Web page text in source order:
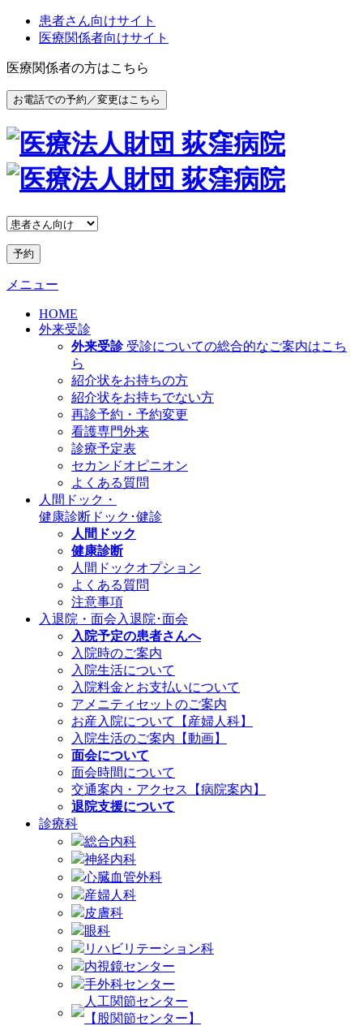
患者さん向けサイト
医療関係者向けサイト
医療関係者の方はこちら
お電話での予約／変更はこちら
予約
メニュー
HOME
外来受診
外来受診 受診についての総合的なご案内はこち
ら
紹介状をお持ちの方
紹介状をお持ちでない方
再診予約・予約変更
看護専門外来
診療予定表
セカンドオピニオン
よくある質問
人間ドック・
健康診断 ドック･健診
人間ドック
健康診断
人間ドックオプション
よくある質問
注意事項
入退院・面会 入退院･面会
入院予定の患者さんへ
入院時のご案内
入院生活について
入院料金とお支払いについて
アメニティセットのご案内
お産入院について【産婦人科】
入院生活のご案内【動画】
面会について
面会時間について
交通案内・アクセス【病院案内】
退院支援について
診療科
総合内科
神経内科
心臓血管外科
産婦人科
皮膚科
眼科
リハビリテーション科
内視鏡センター
手外科センター
人工関節センター
【股関節センター】